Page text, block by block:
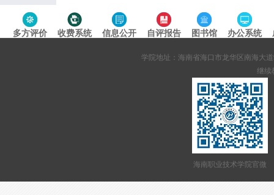
多方评价 收费系统 信息公开 自评报告 图书馆 办公系统
学院地址：海南省海口市龙华区南海大道
继续
海南职业技术学院官微